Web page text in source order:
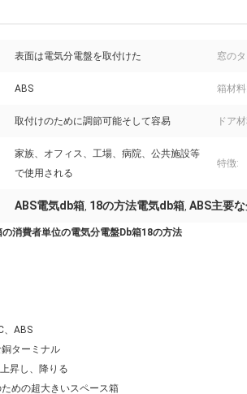
表面は電気分電盤を取付けた 窓の
ABS 箱材
取付けのために調節可能そして容易 ドア
家族、オフィス、工場、病院、公共施設等
で使用される
特徴:
ABS電気db箱, 18の方法電気db箱, ABS主要
消費者単位の電気分電盤Db箱18の方法
、ABS
ターミナル
昇し、降りる
めの超大きいスペース箱